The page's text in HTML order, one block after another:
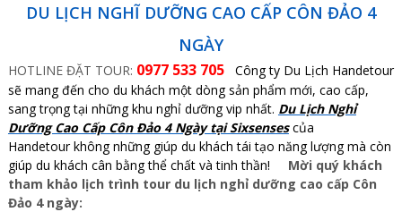
DU LỊCH NGHĨ DƯỠNG CAO CẤP CÔN ĐẢO 4
NGÀY
HOTLINE ĐẶT TOUR: 0977 533 705
Công ty Du Lịch Handetour
sẽ mang đến cho du khách một dòng sản phẩm mới, cao cấp,
sang trọng tại những khu nghỉ dưỡng vip nhất. Du Lịch Nghỉ
Dưỡng Cao Cấp Côn Đảo 4 Ngày tại Sixsensescủa
Handetour không những giúp du khách tái tạo năng lượng mà còn
giúp du khách cân bằng thể chất và tinh thần!
Mời quý khách
tham khảo lịch trình tour du lịch nghỉ dưỡng cao cấp Côn
Đảo 4 ngày: